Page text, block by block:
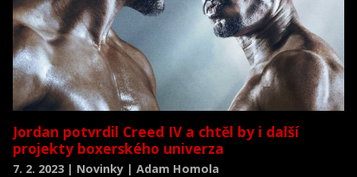
Jordan potvrdil Creed IV a chtěl by i další
projekty boxerského univerza
7. 2. 2023 | Novinky | Adam Homola